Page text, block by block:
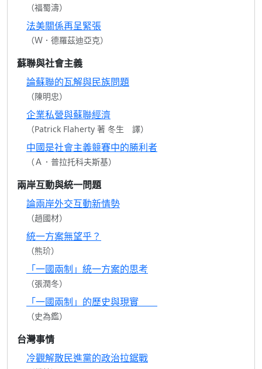
（福蜀濤）
法美關係再呈緊張
（Ｗ．德羅茲迪亞克）
蘇聯與社會主義
論蘇聯的瓦解與民族問題
（陳明忠）
企業私營與蘇聯經濟
（Patrick Flaherty 著 冬生 譯）
中國是社會主義競賽中的勝利者
（Ａ．普拉托科夫斯基）
兩岸互動與統一問題
論兩岸外交互動新情勢
（趙國材）
統一方案無望乎？
（熊玠）
「一國兩制」統一方案的思考
（張潤冬）
「一國兩制」的歷史與現實
（史為鑑）
台灣事情
冷觀解散民進黨的政治拉鋸戰